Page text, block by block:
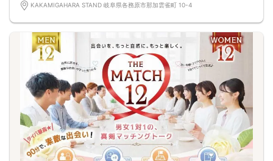
KAKAMIGAHARA STAND 岐阜県各務原市那加雲雀町 10-4